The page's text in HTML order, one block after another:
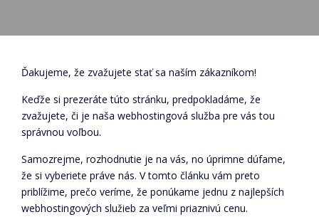
Ďakujeme, že zvažujete stať sa naším zákazníkom!
Keďže si prezeráte túto stránku, predpokladáme, že
zvažujete, či je naša webhostingová služba pre vás tou
správnou voľbou.
Samozrejme, rozhodnutie je na vás, no úprimne dúfame,
že si vyberiete práve nás. V tomto článku vám preto
priblížime, prečo veríme, že ponúkame jednu z najlepších
webhostingových služieb za veľmi priaznivú cenu.